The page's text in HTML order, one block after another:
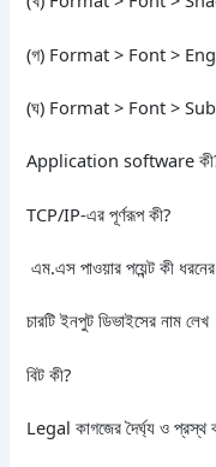
(গ) Format > Font >
(ঘ) Format > Font >
Application software
TCP/IP-এর পূর্ণরূপ কী?
এম.এস পাওয়ার পয়েন্ট কী
চারটি ইনপুট ডিভাইসের নাম লেখ
বিট কী?
Legal কাগজের দৈর্ঘ্য ও প্রস্থ